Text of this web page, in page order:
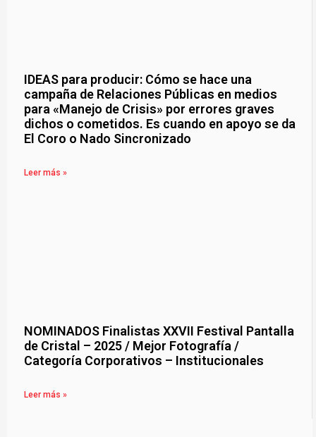
IDEAS para producir: Cómo se hace una
campaña de Relaciones Públicas en medios
para «Manejo de Crisis» por errores graves
dichos o cometidos. Es cuando en apoyo se da
El Coro o Nado Sincronizado
Leer más »
NOMINADOS Finalistas XXVII Festival Pantalla
de Cristal – 2025 / Mejor Fotografía /
Categoría Corporativos – Institucionales
Leer más »